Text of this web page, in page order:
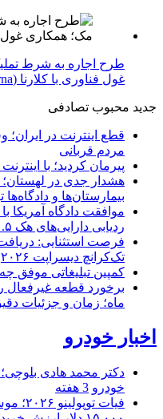
طرح اجاره به شرط
غول فناوری با کلارنا (Klarna)
جدید محبوب تصادفی
قطع اینترنت در
مردم قربانی
پیرمان کردید؛ با
هشدار جدی در لهستان؛
بیمارستان‌ها و
موافقت دادگاه
ردیابی دارایی‌های هک ۱.۵ میلیارد دلاری کره شمالی
تک‌کرانچ دیسراپت ۲۰۲۶
کمپین تبلیغاتی موفق
ماه؛ زمان و جزئیات
اخبار خودرو
دکتر محمد هادی
خودرو 3 هفته
فیات